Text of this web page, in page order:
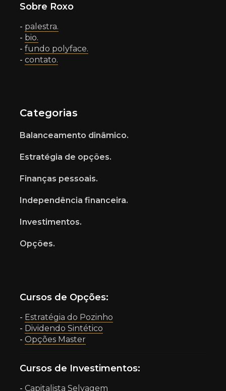
Sobre Roxo
- palestra.
- bio.
- fundo polyface.
- contato.
Categorias
Balanceamento dinâmico.
Estratégia de opções.
Finanças pessoais.
Independência financeira.
Investimentos.
Opções.
Cursos de Opções:
- Estratégia do Pozinho
- Dividendo Sintético
- Opções Master
Cursos de Investimentos:
- Capitalista Selvagem